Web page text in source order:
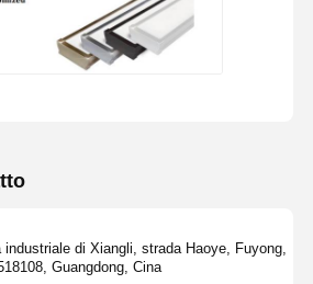
di Xiangli, strada Haoye, Fuyong,
Guangdong, Cina